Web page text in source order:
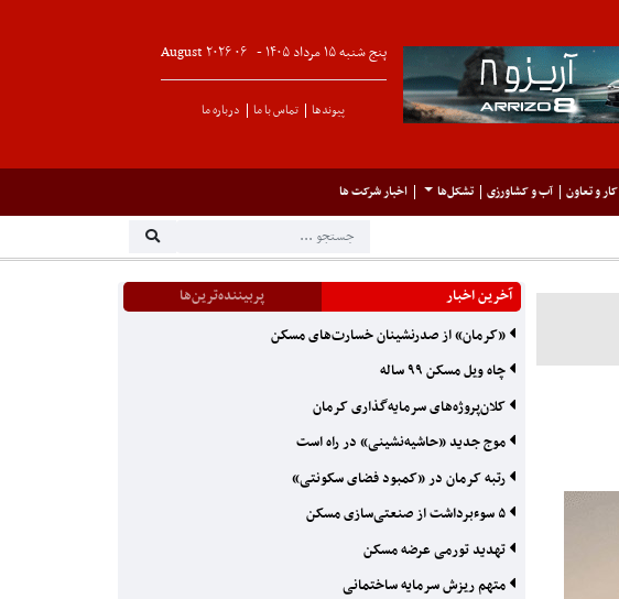
پنج شنبه ۱۵ مرداد ۱۴۰۵ - ۰۶August۲۰۲۶
پیوندها تماس با ما درباره ما
کار و تعاون آب و کشاورزی تشکل‌ها اخبار شرکت ها
آخرین اخبار
پربیننده‌ترین‌ها
«کرمان» از صدرنشینان خسارت‌های مسکن
چاه ویل مسکن ۹۹ ساله
کلان‌پروژه‌های سرمایه‌گذاری کرمان
موج جدید «حاشیه‌نشینی» در راه است
رتبه کرمان در «کمبود فضای سکونتی»
۵ سوءبرداشت از صنعتی‌سازی مسکن
تهدید تورمی عرضه مسکن
متهم ریزش سرمایه ساختمانی